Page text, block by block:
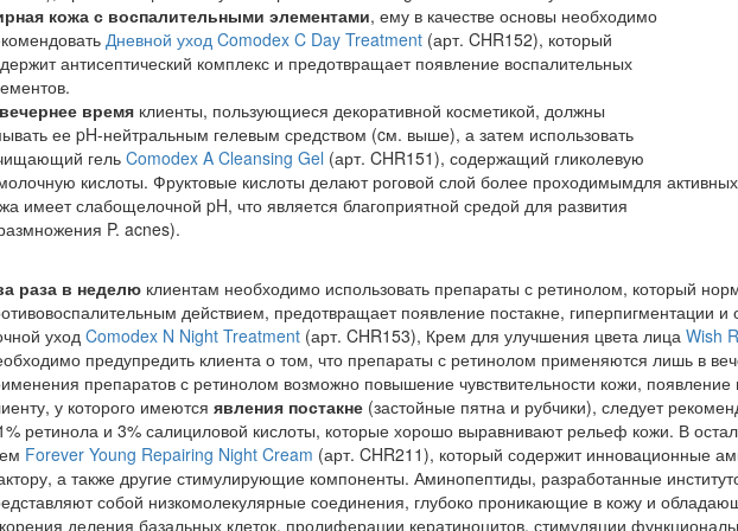
кожа с воспалительными элементами, ему в качестве основы необходимо
Дневной уход Comodex C Day Treatment (арт. CHR152), который
антисептический комплекс и предотвращает появление воспалительных
время клиенты, пользующиеся декоративной косметикой, должны
ее pH-нейтральным гелевым средством (cм. выше), а затем использовать
гель Comodex A Cleansing Gel (арт. CHR151), содержащий гликолевую
кислоты. Фруктовые кислоты делают роговой слой более проходимымдля
имеет слабощелочной pH, что является благоприятной средой для развития
P. acnes).
раза в неделю клиентам необходимо использовать препараты с ретинолом, который
действием, предотвращает появление постакне, гиперпигментации
уход Comodex N Night Treatment (арт. CHR153), Крем для улучшения цвета лица Wish
предупредить клиента о том, что препараты с ретинолом применяются лишь в
препаратов с ретинолом возможно повышение чувствительности кожи,
у которого имеются явления постакне (застойные пятна и рубчики), следует
ретинола и 3% салициловой кислоты, которые хорошо выравнивают рельеф кожи. В
Forever Young Repairing Night Cream (арт. CHR211), который содержит инновационные
а также другие стимулирующие компоненты. Аминопептиды, разработанные
собой низкомолекулярные соединения, глубоко проникающие в кожу и
деления базальных клеток, пролиферации кератиноцитов, стимуляции